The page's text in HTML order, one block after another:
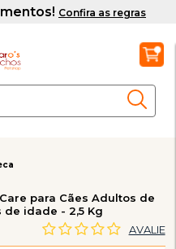
para Cães Adultos de
de idade - 2,5 Kg
AVALIE